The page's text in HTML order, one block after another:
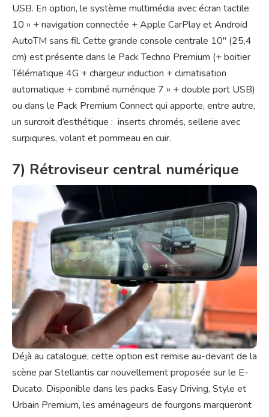
USB. En option, le système multimédia avec écran tactile
10 » + navigation connectée + Apple CarPlay et Android
AutoTM sans fil. Cette grande console centrale 10″ (25,4
cm) est présente dans le Pack Techno Premium (+ boitier
Télématique 4G + chargeur induction + climatisation
automatique + combiné numérique 7 » + double port USB)
ou dans le Pack Premium Connect qui apporte, entre autre,
un surcroit d’esthétique : inserts chromés, sellerie avec
surpiqures, volant et pommeau en cuir.
7) Rétroviseur central numérique
Déjà au catalogue, cette option est remise au-devant de la
scène par Stellantis car nouvellement proposée sur le E-
Ducato. Disponible dans les packs Easy Driving, Style et
Urbain Premium, les aménageurs de fourgons marqueront